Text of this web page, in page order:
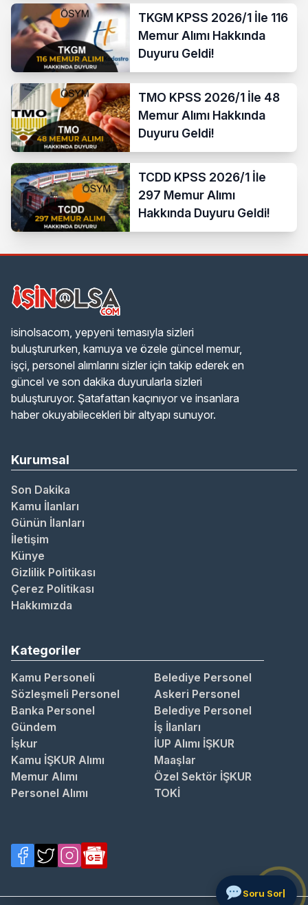
TKGM KPSS 2026/1 İle 116
Memur Alımı Hakkında
Duyuru Geldi!
TMO KPSS 2026/1 İle 48
Memur Alımı Hakkında
Duyuru Geldi!
TCDD KPSS 2026/1 İle
297 Memur Alımı
Hakkında Duyuru Geldi!
isinolsacom, yepyeni temasıyla sizleri
buluştururken, kamuya ve özele güncel memur,
işçi, personel alımlarını sizler için takip ederek en
güncel ve son dakika duyurularla sizleri
buluşturuyor. Şatafattan kaçınıyor ve insanlara
haber okuyabilecekleri bir altyapı sunuyor.
Kurumsal
Son Dakika
Kamu İlanları
Günün İlanları
İletişim
Künye
Gizlilik Politikası
Çerez Politikası
Hakkımızda
Kategoriler
Kamu Personeli
Belediye Personel
Sözleşmeli Personel
Askeri Personel
Banka Personel
Belediye Personel
Gündem
İş İlanları
İşkur
İUP Alımı İŞKUR
Kamu İŞKUR Alımı
Maaşlar
Memur Alımı
Özel Sektör İŞKUR
Personel Alımı
TOKİ